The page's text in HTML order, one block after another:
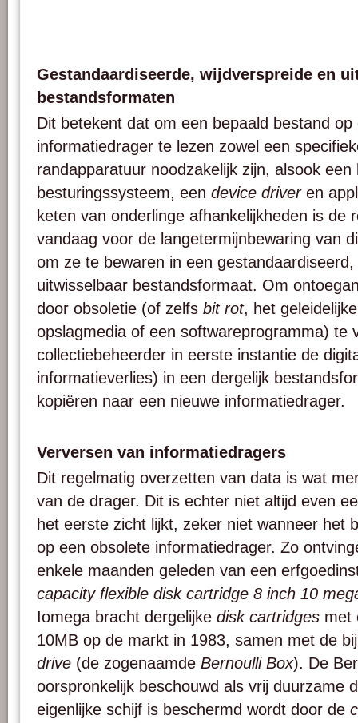
Gestandaardiseerde, wijdverspreide en
bestandsformaten
Dit betekent dat om een bepaald bestand op
informatiedrager te lezen zowel een
randapparatuur noodzakelijk zijn, alsook een
besturingssysteem, een device driveren
keten van onderlinge afhankelijkheden is de
vandaag voor de langetermijnbewaring van
om ze te bewaren in een
uitwisselbaar bestandsformaat. Om
door obsoletie (of zelfs bit rot, het
opslagmedia of een softwareprogramma) te
collectiebeheerder in eerste instantie de
informatieverlies) in een dergelijk
kopiëren naar een nieuwe informatiedrager.
Verversen van informatiedragers
Dit regelmatig overzetten van data is wat
van de drager. Dit is echter niet altijd even
het eerste zicht lijkt, zeker niet wanneer het
op een obsolete informatiedrager. Zo
enkele maanden geleden van een
capacity flexible disk cartridge 8 inch 10
Iomega bracht dergelijke disk cartridges met
10MB op de markt in 1983, samen met de
drive (de zogenaamde Bernoulli Box). De
oorspronkelijk beschouwd als vrij duurzame
eigenlijke schijf is beschermd wordt door de